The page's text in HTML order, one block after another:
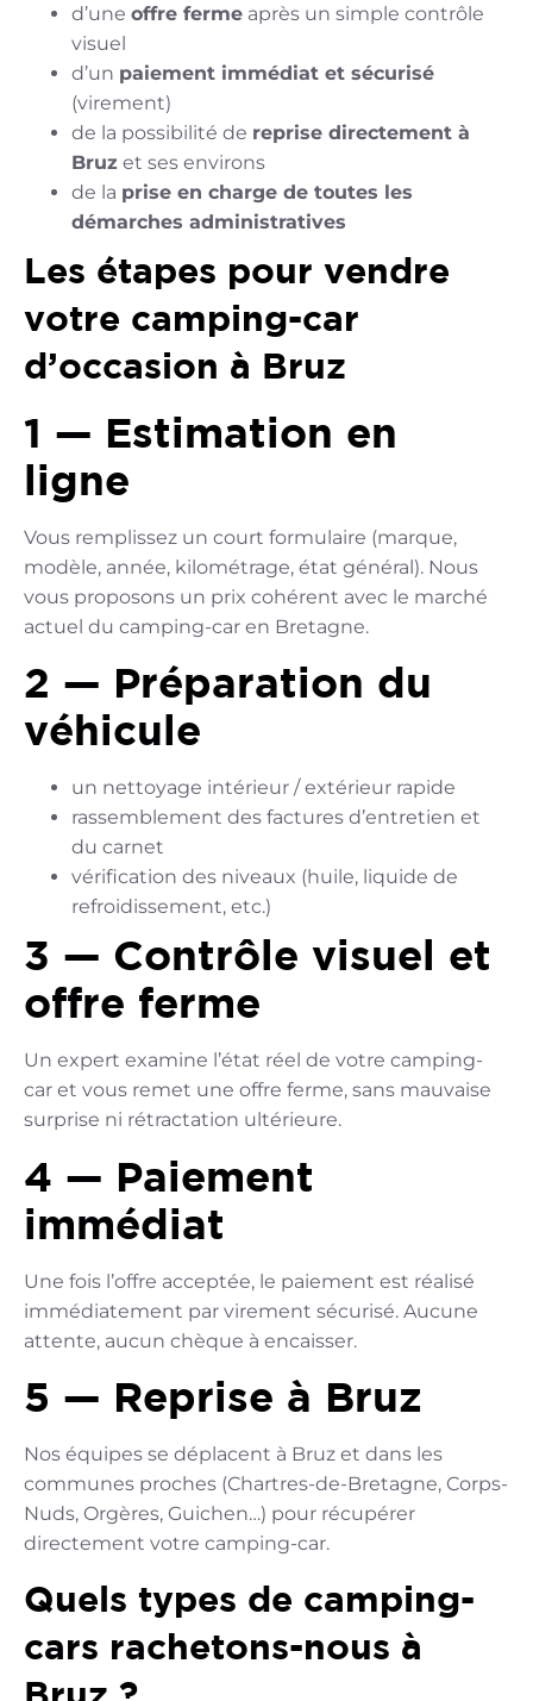
d’une offre ferme après un simple contrôle
visuel
d’un paiement immédiat et sécurisé
(virement)
de la possibilité de reprise directement à
Bruz et ses environs
de la prise en charge de toutes les
démarches administratives
Les étapes pour vendre
votre camping-car
d’occasion à Bruz
1 — Estimation en
ligne
Vous remplissez un court formulaire (marque,
modèle, année, kilométrage, état général). Nous
vous proposons un prix cohérent avec le marché
actuel du camping-car en Bretagne.
2 — Préparation du
véhicule
un nettoyage intérieur / extérieur rapide
rassemblement des factures d’entretien et
du carnet
vérification des niveaux (huile, liquide de
refroidissement, etc.)
3 — Contrôle visuel et
offre ferme
Un expert examine l’état réel de votre camping-
car et vous remet une offre ferme, sans mauvaise
surprise ni rétractation ultérieure.
4 — Paiement
immédiat
Une fois l’offre acceptée, le paiement est réalisé
immédiatement par virement sécurisé. Aucune
attente, aucun chèque à encaisser.
5 — Reprise à Bruz
Nos équipes se déplacent à Bruz et dans les
communes proches (Chartres-de-Bretagne, Corps-
Nuds, Orgères, Guichen…) pour récupérer
directement votre camping-car.
Quels types de camping-
cars rachetons-nous à